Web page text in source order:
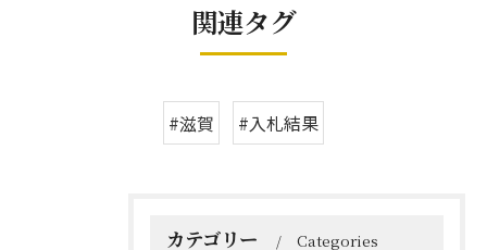
関連タグ
#滋賀 #入札結果
カテゴリー Categories